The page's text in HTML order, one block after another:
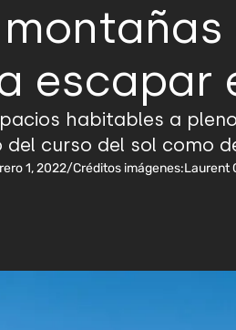
escapar
habitables a
curso del sol como
1, 2022/Créditos imágenes:Laurent